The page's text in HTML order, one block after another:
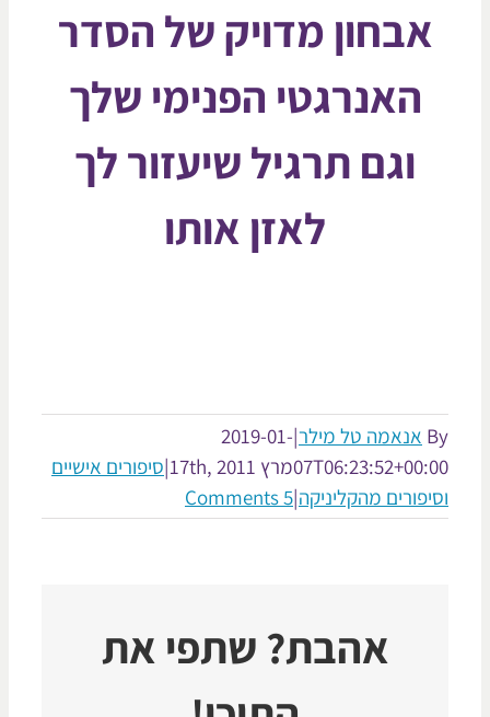
אבחון מדויק של הסדר
האנרגטי הפנימי שלך
וגם תרגיל שיעזור לך
לאזן אותו
אנאמה טל מילר|
2019-01-
מרץ 17th, 2011 |סיפורים אישיים
מהקליניקה|
5 Comments
אהבת? שתפי את